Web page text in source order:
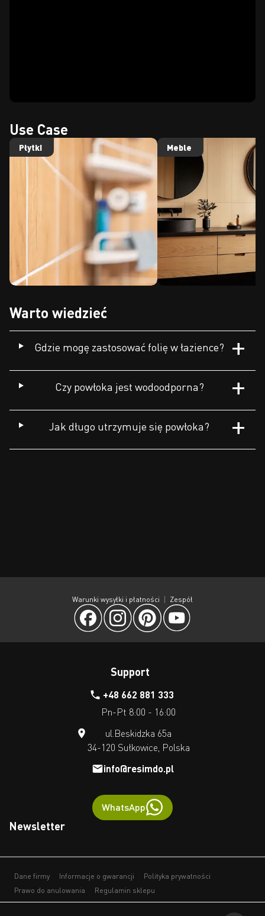
Use Case
Płytki Meble
Warto wiedzieć
Gdzie mogę zastosować folię w łazience?
Czy powłoka jest wodoodporna?
Jak długo utrzymuje się powłoka?
Warunki wysyłki i płatności Zespół
Support
+48 662 881 333
Pn-Pt 8:00 - 16:00
ul.Beskidzka 65a
34-120 Sułkowice, Polska
info@resimdo.pl
WhatsApp
Newsletter
Dane firmy Informacje o gwarancji
Polityka prywatności
Prawo do anulowania
Regulamin sklepu